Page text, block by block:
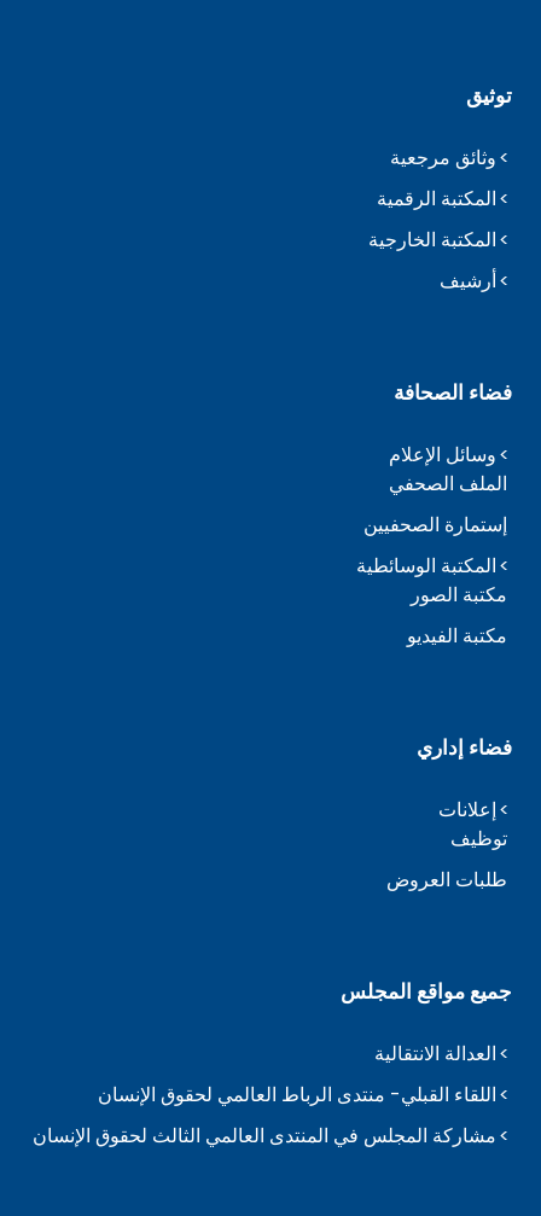
توثيق
وثائق مرجعية
المكتبة الرقمية
المكتبة الخارجية
أرشيف
فضاء الصحافة
وسائل الإعلام
الملف الصحفي
إستمارة الصحفيين
المكتبة الوسائطية
مكتبة الصور
مكتبة الفيديو
فضاء إداري
إعلانات
توظيف
طلبات العروض
جميع مواقع المجلس
العدالة الانتقالية
اللقاء القبلي- منتدى الرباط العالمي لحقوق الإنسان
مشاركة المجلس في المنتدى العالمي الثالث لحقوق الإنسان